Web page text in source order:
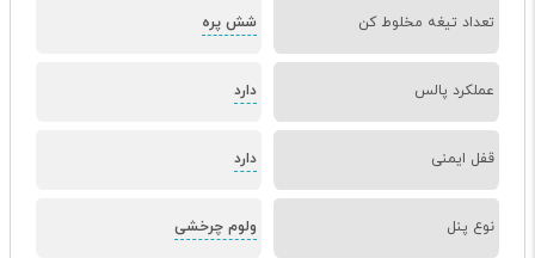
تعداد تیغه مخلوط کن شش پره
عملکرد پالس دارد
قفل ایمنی دارد
نوع پنل ولوم چرخشی